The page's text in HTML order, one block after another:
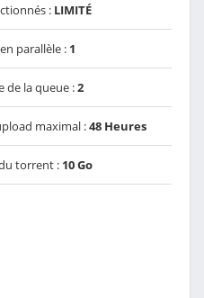
: LIMITÉ
parallèle : 1
de la queue :2
maximal :48 Heures
torrent : 10 Go